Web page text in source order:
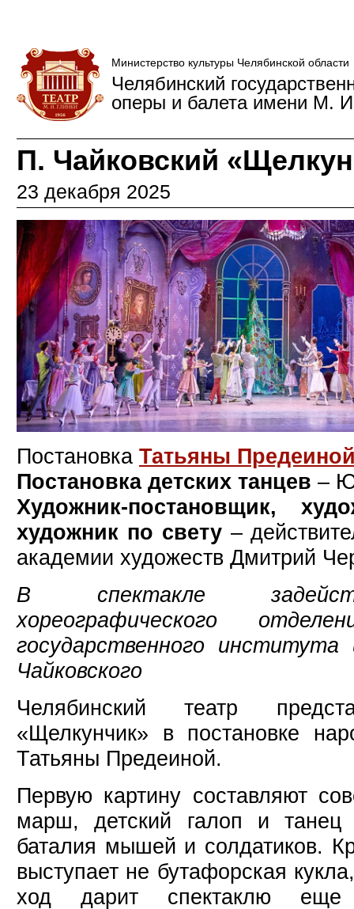
Министерство культуры Челябинской области
Челябинский
оперы и балета имени М.
П. Чайковский
23 декабря 2025
Постановка Татьяны
Постановка детских танцев –
Художник-постановщик,
художник по свету–
академии художеств Дмитрий
В спектакле
хореографического
государственного
Чайковского
Челябинский театр
«Щелкунчик» в постановке
Татьяны Предеиной.
Первую картину составляют
марш, детский галоп и танец
баталия мышей и солдатиков.
выступает не бутафорская
ход дарит спектаклю еще